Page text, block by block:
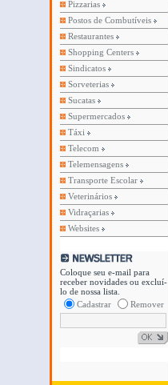
Pizzarias
Postos de Combutíveis
Restaurantes
Shopping Centers
Sindicatos
Sorveterias
Sucatas
Supermercados
Táxi
Telecom
Telemensagens
Transporte Escolar
Veterinários
Vidraçarias
Websites
Coloque seu e-mail para
receber novidades ou excluí-
lo de nossa lista.
Cadastrar
Remover